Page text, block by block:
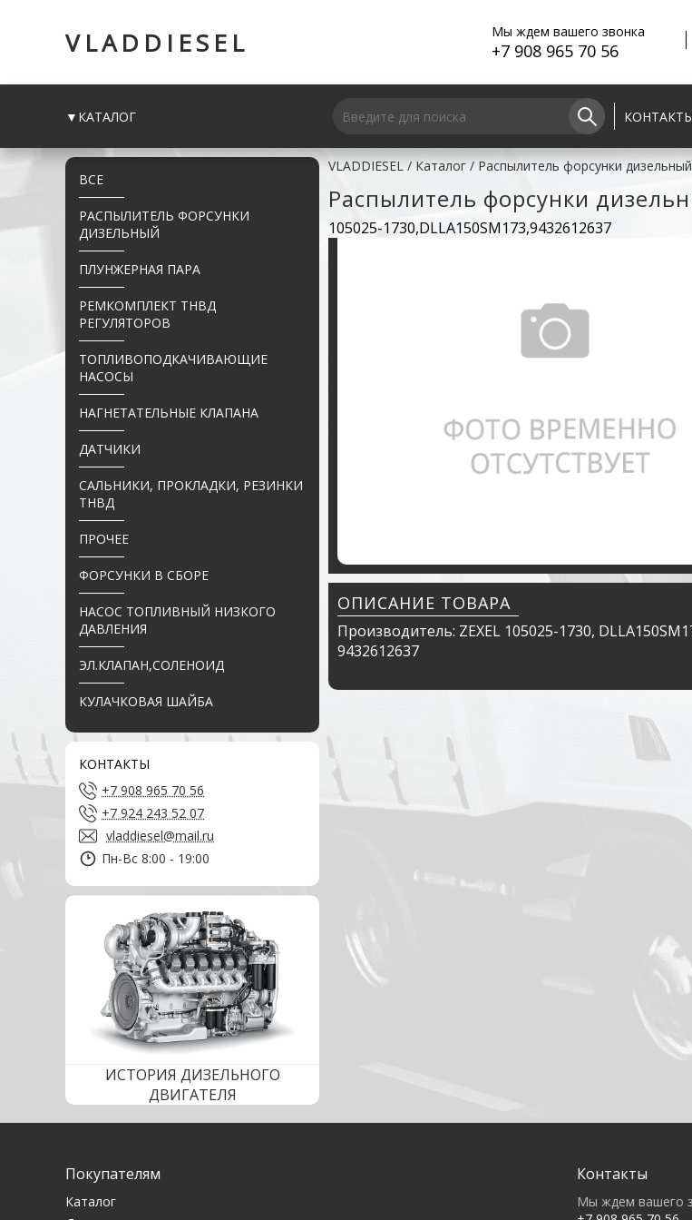
VLADDIESEL Мы ждем вашего звонка
+7 908 965 70 56
▼КАТАЛОГ
ВСЕ
РАСПЫЛИТЕЛЬ ФОРСУНКИ
ДИЗЕЛЬНЫЙ
ПЛУНЖЕРНАЯ ПАРА
РЕМКОМПЛЕКТ ТНВД
РЕГУЛЯТОРОВ
ТОПЛИВОПОДКАЧИВАЮЩИЕ
НАСОСЫ
НАГНЕТАТЕЛЬНЫЕ КЛАПАНА
ДАТЧИКИ
САЛЬНИКИ, ПРОКЛАДКИ, РЕЗИНКИ
ТНВД
ПРОЧЕЕ
ФОРСУНКИ В СБОРЕ
НАСОС ТОПЛИВНЫЙ НИЗКОГО
ДАВЛЕНИЯ
ЭЛ.КЛАПАН,СОЛЕНОИД
КУЛАЧКОВАЯ ШАЙБА
КОНТАКТЫ
+7 908 965 70 56
+7 924 243 52 07
vladdiesel@mail.ru
Пн-Вс 8:00 - 19:00
ИСТОРИЯ ДИЗЕЛЬНОГО
ДВИГАТЕЛЯ
VLADDIESEL/Каталог /Распылитель форсунки дизельный
Распылитель форсунки
105025-1730,DLLA150SM173,9432612637
ОПИСАНИЕ ТОВАРА
Производитель: ZEXEL 105025-1730,
9432612637
Покупателям
Каталог
Контакты
Мы ждем вашего